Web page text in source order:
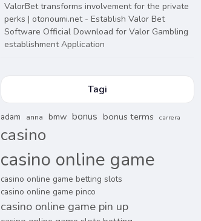
ValorBet transforms involvement for the private
perks | otonoumi.net- Establish Valor Bet
Software Official Download for Valor Gambling
establishment Application
Tagi
adam anna bmw bonus bonus terms carrera
casino
casino online game
casino online game betting slots
casino online game pinco
casino online game pin up